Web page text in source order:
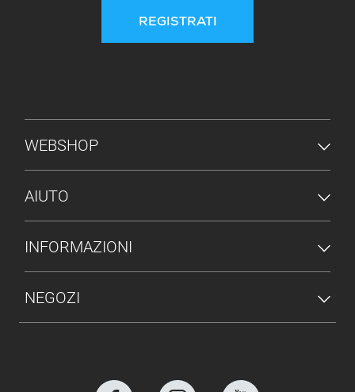
REGISTRATI
MENU PIÈ DI PAGINA
WEBSHOP
AIUTO
INFORMAZIONI
NEGOZI